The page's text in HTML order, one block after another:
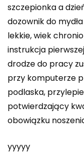
szczepionka a
dozownik do
lekkie, wiek
instrukcja
drodze do pracy
przy komputerze
podlaska,
potwierdzający
obowiązku
yyyyy